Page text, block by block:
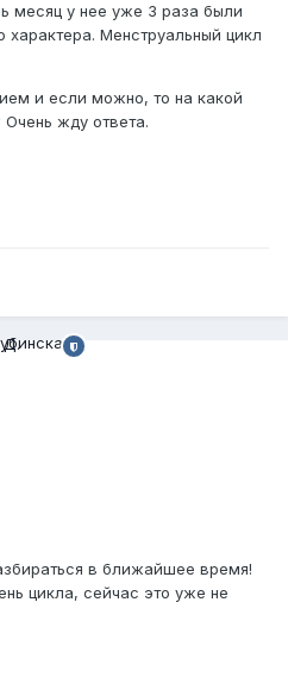
месяц у нее уже 3 раза были
Менструальный цикл
и если можно, то на какой
жду ответа.
в ближайшее время!
цикла, сейчас это уже не